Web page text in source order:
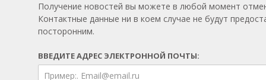
Получение новостей вы можете в любой момент
Контактные данные ни в коем случае не будут
посторонним.
ВВЕДИТЕ АДРЕС ЭЛЕКТРОННОЙ ПОЧТЫ: